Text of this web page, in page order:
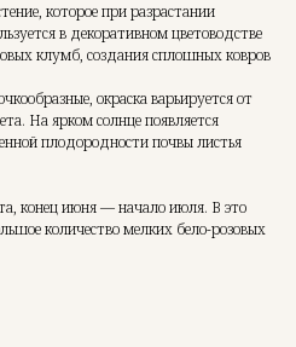
которое при разрастании
в декоративном цветоводстве
клумб, создания сплошных ковров
окраска варьируется от
На ярком солнце появляется
плодородности почвы листья
конец июня — начало июля. В это
количество мелких бело-розовых